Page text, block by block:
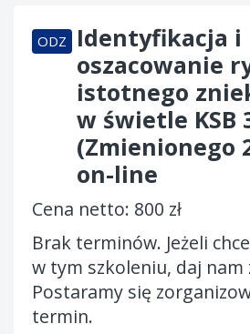
ODZ
Identyfikacja i
oszacowanie
istotnego
w świetle KSB
(Zmienionego
on-line
Cena netto: 800 zł
Brak terminów. Jeżeli
w tym szkoleniu, daj nam
Postaramy się
termin.